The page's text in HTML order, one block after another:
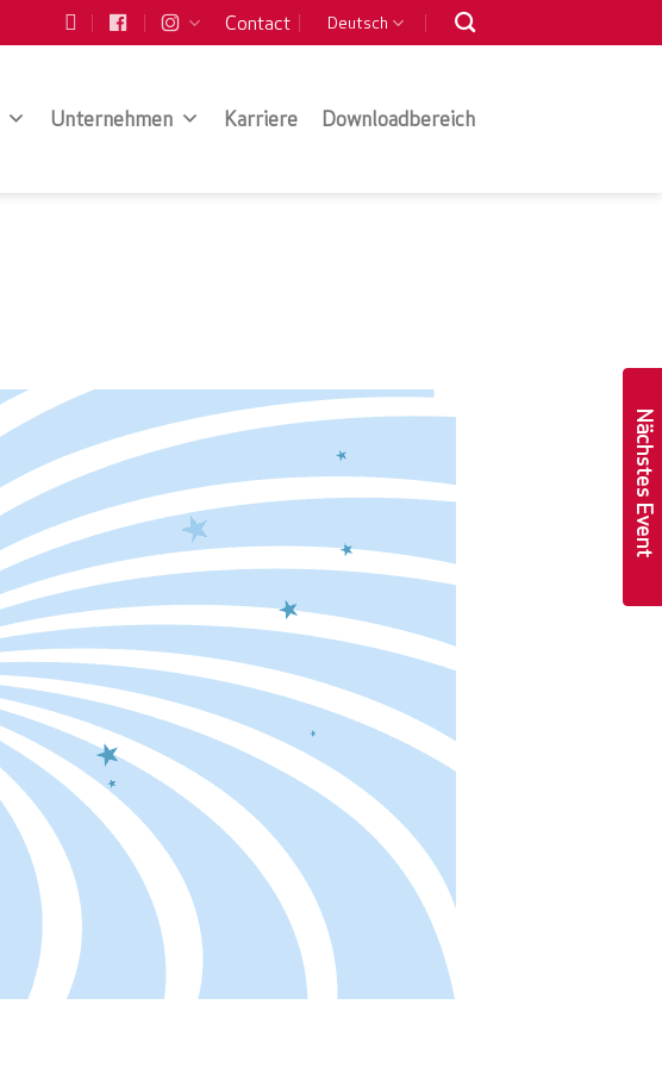
Contact Deutsch
Unternehmen Karriere Downloadbereich
Nächstes Event